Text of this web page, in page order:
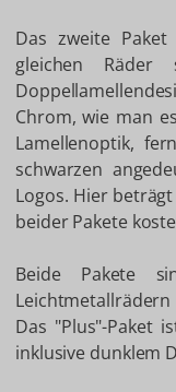
Das zweite
gleichen Räder
Chrom, wie man
Lamellenoptik,
schwarzen
Logos. Hier
beider Pakete
Beide Pakete
Das "Plus"-Paket
inklusive dunklem